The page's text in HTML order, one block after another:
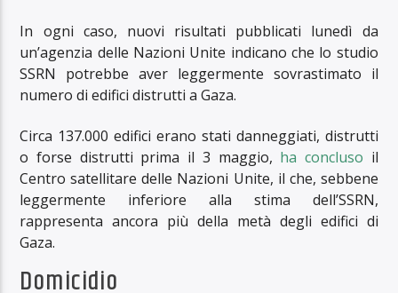
In ogni caso, nuovi risultati pubblicati lunedì da
un’agenzia delle Nazioni Unite indicano che lo studio
SSRN potrebbe aver leggermente sovrastimato il
numero di edifici distrutti a Gaza.
Circa 137.000 edifici erano stati danneggiati, distrutti
o forse distrutti prima il 3 maggio, ha concluso il
Centro satellitare delle Nazioni Unite, il che, sebbene
leggermente inferiore alla stima dell’SSRN,
rappresenta ancora più della metà degli edifici di
Gaza.
Domicidio